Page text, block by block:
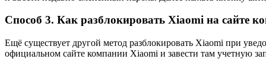
Способ 3. Как разблокировать Xiaomi на сайте
Ещё существует другой метод разблокировать Xiaomi при
официальном сайте компании Xiaomi и завести там учетную